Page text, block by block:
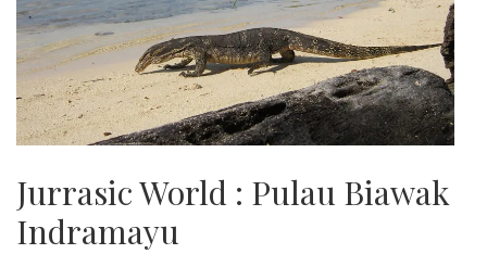
Jurrasic World : Pulau Biawak
Indramayu